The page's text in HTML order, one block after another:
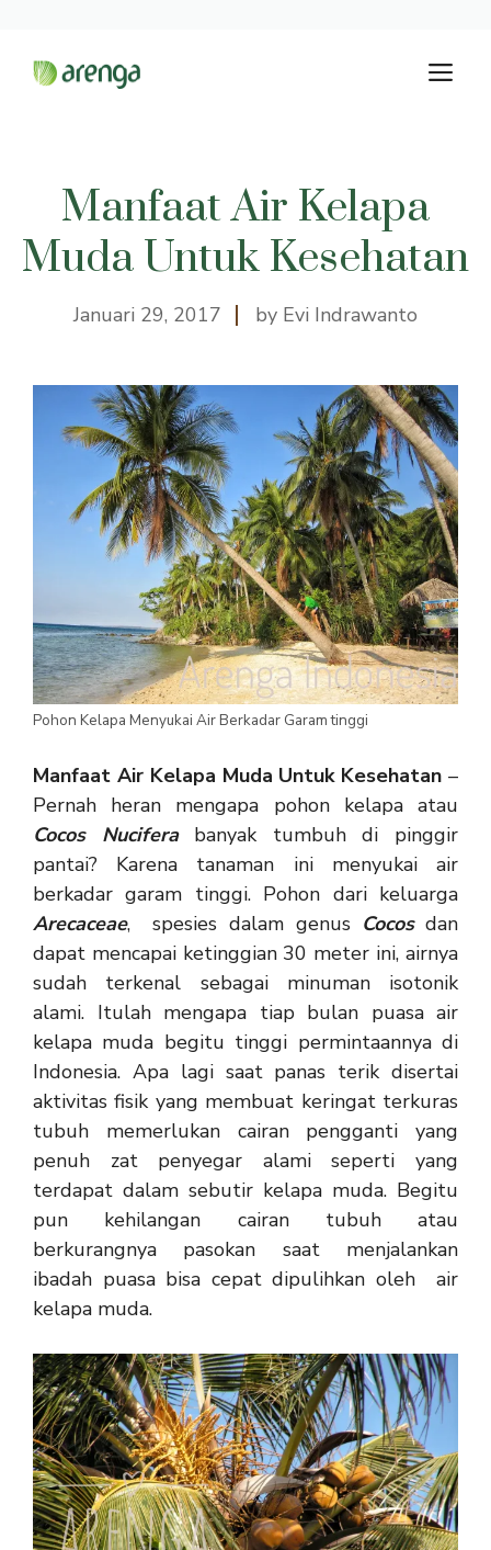
Manfaat Air Kelapa
Muda Untuk Kesehatan
Januari 29, 2017 by Evi Indrawanto
Pohon Kelapa Menyukai Air Berkadar Garam tinggi
Manfaat Air Kelapa Muda Untuk Kesehatan –
Pernah heran mengapa pohon kelapa atau
Cocos Nuciferabanyak tumbuh di pinggir
pantai? Karena tanaman ini menyukai air
berkadar garam tinggi. Pohon dari keluarga
Arecaceae, spesies dalam genus Cocosdan
dapat mencapai ketinggian 30 meter ini, airnya
sudah terkenal sebagai minuman isotonik
alami. Itulah mengapa tiap bulan puasa air
kelapa muda begitu tinggi permintaannya di
Indonesia. Apa lagi saat panas terik disertai
aktivitas fisik yang membuat keringat terkuras
tubuh memerlukan cairan pengganti yang
penuh zat penyegar alami seperti yang
terdapat dalam sebutir kelapa muda. Begitu
pun kehilangan cairan tubuh atau
berkurangnya pasokan saat menjalankan
ibadah puasa bisa cepat dipulihkan oleh air
kelapa muda.